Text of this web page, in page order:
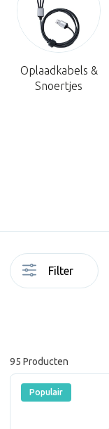
Oplaadkabels &
Snoertjes
Filter
95 Producten
Populair